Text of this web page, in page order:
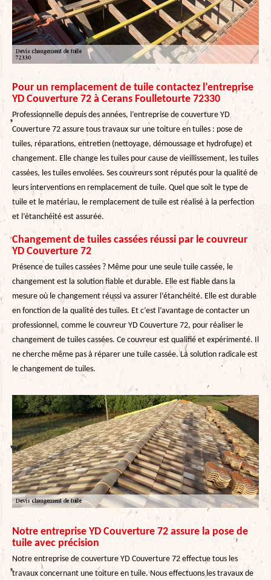
Pour un remplacement de tuile contactez l’entreprise
YD Couverture 72 à Cerans Foulletourte 72330
Professionnelle depuis des années, l’entreprise de couverture YD
Couverture 72 assure tous travaux sur une toiture en tuiles : pose de
tuiles, réparations, entretien (nettoyage, démoussage et hydrofuge) et
changement. Elle change les tuiles pour cause de vieillissement, les tuiles
cassées, les tuiles envolées. Ses couvreurs sont réputés pour la qualité de
leurs interventions en remplacement de tuile. Quel que soit le type de
tuile et le matériau, le remplacement de tuile est réalisé à la perfection
et l’étanchéité est assurée.
Changement de tuiles cassées réussi par le couvreur
YD Couverture 72
Présence de tuiles cassées ? Même pour une seule tuile cassée, le
changement est la solution fiable et durable. Elle est fiable dans la
mesure où le changement réussi va assurer l’étanchéité. Elle est durable
en fonction de la qualité des tuiles. Et c’est l’avantage de contacter un
professionnel, comme le couvreur YD Couverture 72, pour réaliser le
changement de tuiles cassées. Ce couvreur est qualifié et expérimenté. Il
ne cherche même pas à réparer une tuile cassée. La solution radicale est
le changement de tuiles.
Notre entreprise YD Couverture 72 assure la pose de
tuile avec précision
Notre entreprise de couverture YD Couverture 72 effectue tous les
travaux concernant une toiture en tuile. Nous effectuons les travaux de